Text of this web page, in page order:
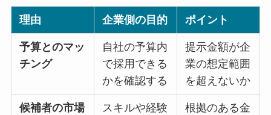
理由 企業側の目的 ポイント
予算とのマッ
チング
自社の予算内
で採用できる
かを確認する
提示金額が企
業の想定範囲
を超えないか
候補者の市場
スキルや経験
根拠のある金